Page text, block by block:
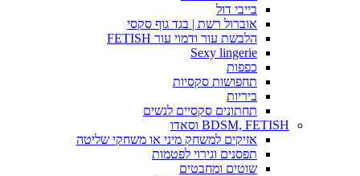
בייבי דול
אוברול רשת | בגד גוף סקסי
הלבשת עור ודמוי עור FETISH
Sexy lingerie
כפפות
תחפושות סקסיות
ביריות
תחתונים סקסיים לנשים
BDSM, FETISH וסאדו
אזיקים למשחק מיני או משחקי שליטה
תפסנים וגירוי לפטמות
שוטים ומחבטים